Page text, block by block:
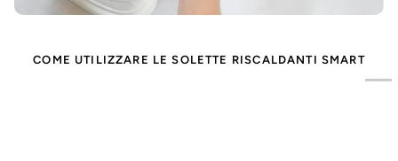
COME UTILIZZARE LE SOLETTE RISCALDANTI SMART